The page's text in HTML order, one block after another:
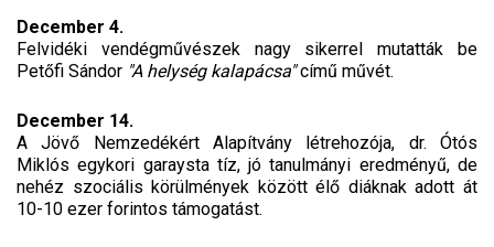
December 4.
Felvidéki vendégművészek nagy sikerrel mutatták be
Petőfi Sándor "A helység kalapácsa"című művét.
December 14.
A Jövő Nemzedékért Alapítvány létrehozója, dr. Ótós
Miklós egykori garaysta tíz, jó tanulmányi eredményű, de
nehéz szociális körülmények között élő diáknak adott át
10-10 ezer forintos támogatást.